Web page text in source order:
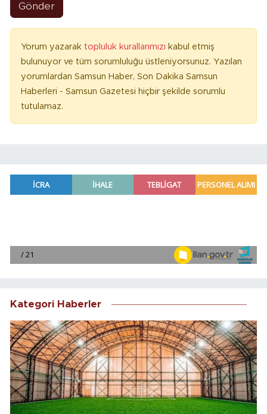
Gönder
Yorum yazarak topluluk kurallarımızı kabul etmiş
bulunuyor ve tüm sorumluluğu üstleniyorsunuz. Yazılan
yorumlardan Samsun Haber, Son Dakika Samsun
Haberleri - Samsun Gazetesi hiçbir şekilde sorumlu
tutulamaz.
Kategori Haberler